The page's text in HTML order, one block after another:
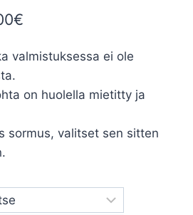
€
289,00€
valmistuksessa ei ole
on huolella mietitty ja
sormus, valitset sen sitten